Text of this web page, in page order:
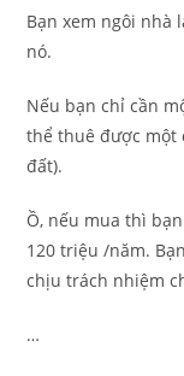
Bạn xem ngôi nhà
nó.
Nếu bạn chỉ cần
thể thuê được một
đất).
Ồ, nếu mua thì
120 triệu /năm.
chịu trách nhiệm
…